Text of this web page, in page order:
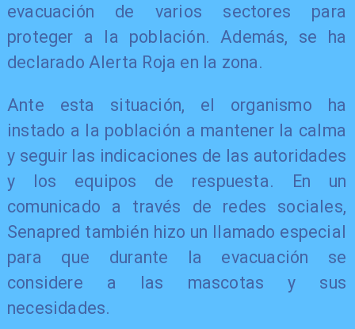
evacuación de varios sectores para
proteger a la población. Además, se ha
declarado Alerta Roja en la zona.
Ante esta situación, el organismo ha
instado a la población a mantener la calma
y seguir las indicaciones de las autoridades
y los equipos de respuesta. En un
comunicado a través de redes sociales,
Senapred también hizo un llamado especial
para que durante la evacuación se
considere a las mascotas y sus
necesidades.